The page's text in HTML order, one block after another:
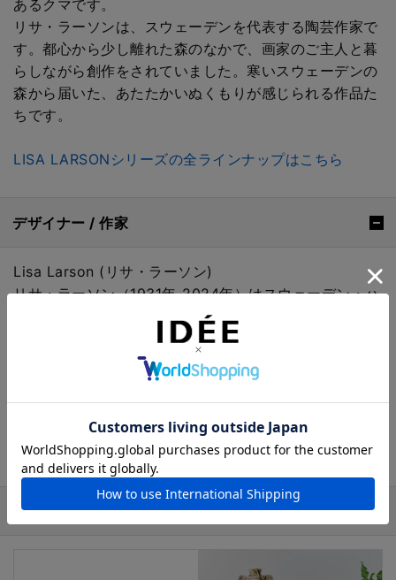
あるクマです。
リサ・ラーソンは、スウェーデンを代表する陶芸作家で
す。都心から少し離れた森のなかで、画家のご主人と暮
らしながら創作をされていました。寒いスウェーデンの
森から届いた、あたたかいぬくもりが感じられる作品た
ちです。
LISA LARSONシリーズの全ラインナップはこちら
デザイナー / 作家
Lisa Larson (リサ・ラーソン)
リサ・ラーソン（1931年-2024年）はスウェーデン・ハ
ールンダ生まれ。1954年、グスタフスベリ製陶工場に
入社。26年間在籍し、“LILLA ZOO”などの名作シリーズ
を残しました。独立後は、ドイツのローゼンタールをは
じめ、ドゥーカ、コーエフなどに呼ばれ、フリーのデザ
イナーとして活躍。1979年、1981年には、東京の西武
百貨店で個展を開催したことも。現在は、ケラミークス
トゥディオン社により作品の復刻が行われている。
おすすめの特集